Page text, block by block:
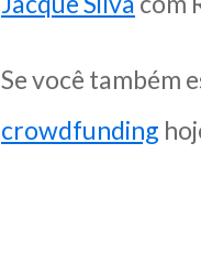
Se você também
crowdfunding